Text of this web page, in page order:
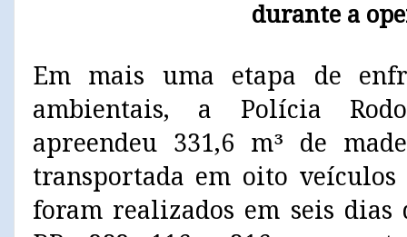
durante a
Em mais uma etapa de
ambientais, a Polícia
apreendeu 331,6 m³ de
transportada em oito veículos
foram realizados em seis dias